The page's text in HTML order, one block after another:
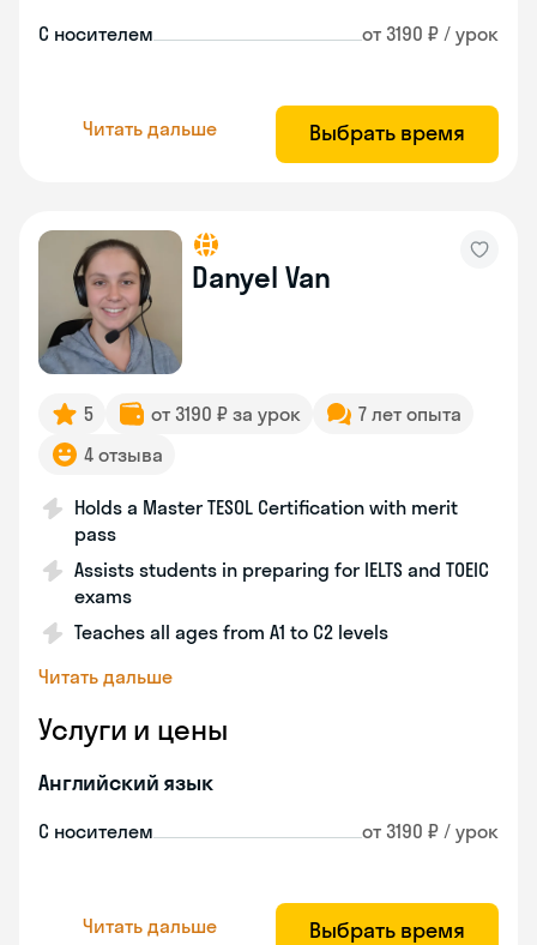
С носителем от 3190 ₽ / урок
Читать дальше Выбрать время
Danyel Van
5 от 3190 ₽ за урок
7 лет опыта
4 отзыва
Holds a Master TESOL Certification with merit
pass
Assists students in preparing for IELTS and TOEIC
exams
Teaches all ages from A1 to C2 levels
Читать дальше
Услуги и цены
Английский язык
С носителем от 3190 ₽ / урок
Читать дальше Выбрать время